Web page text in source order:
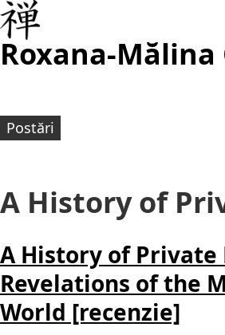
Roxana-
Postări
A History of
A History of Private
Revelations of the
World [recenzie]